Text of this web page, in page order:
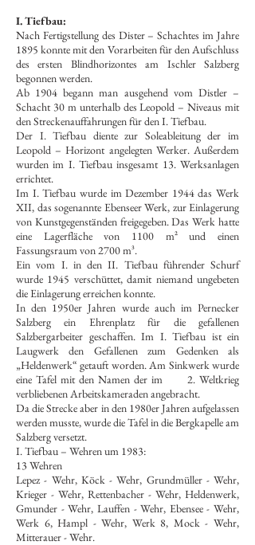
I. Tiefbau:
Nach Fertigstellung des Dister – Schachtes im Jahre
1895 konnte mit den Vorarbeiten für den Aufschluss
des ersten Blindhorizontes am Ischler Salzberg
begonnen werden.
Ab 1904 begann man ausgehend vom Distler –
Schacht 30 m unterhalb des Leopold – Niveaus mit
den Streckenauffahrungen für den I. Tiefbau.
Der I. Tiefbau diente zur Soleableitung der im
Leopold – Horizont angelegten Werker. Außerdem
wurden im I. Tiefbau insgesamt 13. Werksanlagen
errichtet.
Im I. Tiefbau wurde im Dezember 1944 das Werk
XII, das sogenannte Ebenseer Werk, zur Einlagerung
von Kunstgegenständen freigegeben. Das Werk hatte
eine Lagerfläche von 1100 m² und einen
Fassungsraum von 2700 m³.
Ein vom I. in den II. Tiefbau führender Schurf
wurde 1945 verschüttet, damit niemand ungebeten
die Einlagerung erreichen konnte.
In den 1950er Jahren wurde auch im Pernecker
Salzberg ein Ehrenplatz für die gefallenen
Salzbergarbeiter geschaffen. Im I. Tiefbau ist ein
Laugwerk den Gefallenen zum Gedenken als
„Heldenwerk“ getauft worden. Am Sinkwerk wurde
eine Tafel mit den Namen der im 2. Weltkrieg
verbliebenen Arbeitskameraden angebracht.
Da die Strecke aber in den 1980er Jahren aufgelassen
werden musste, wurde die Tafel in die Bergkapelle am
Salzberg versetzt.
I. Tiefbau – Wehren um 1983:
13 Wehren
Lepez - Wehr, Köck - Wehr, Grundmüller - Wehr,
Krieger - Wehr, Rettenbacher - Wehr, Heldenwerk,
Gmunder - Wehr, Lauffen - Wehr, Ebensee - Wehr,
Werk 6, Hampl - Wehr, Werk 8, Mock - Wehr,
Mitterauer - Wehr.